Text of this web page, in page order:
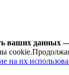
ваших данных
на их